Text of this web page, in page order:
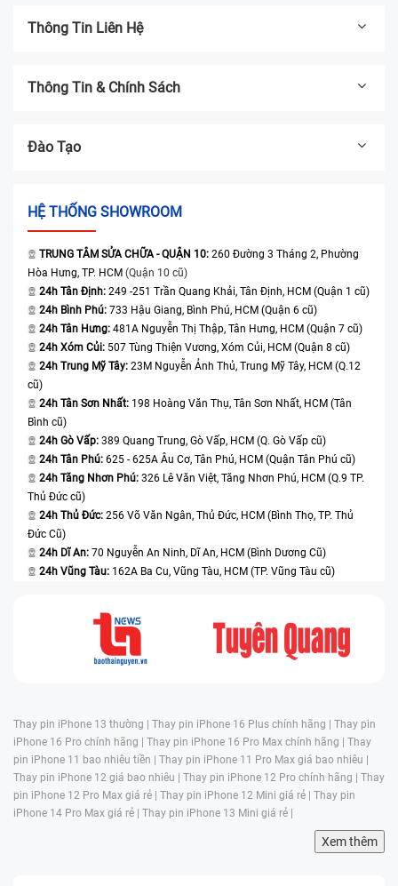
Thông Tin Liên Hệ
Thông Tin & Chính Sách
Đào Tạo
HỆ THỐNG SHOWROOM
TRUNG TÂM SỬA CHỮA - QUẬN 10: 260 Đường 3 Tháng 2, Phường
Hòa Hưng, TP. HCM (Quận 10 cũ)
24h Tân Định: 249 -251 Trần Quang Khải, Tân Định, HCM (Quận 1 cũ)
24h Bình Phú: 733 Hậu Giang, Bình Phú, HCM (Quận 6 cũ)
24h Tân Hưng: 481A Nguyễn Thị Thập, Tân Hưng, HCM (Quận 7 cũ)
24h Xóm Củi: 507 Tùng Thiện Vương, Xóm Củi, HCM (Quận 8 cũ)
24h Trung Mỹ Tây: 23M Nguyễn Ảnh Thủ, Trung Mỹ Tây, HCM (Q.12
cũ)
24h Tân Sơn Nhất: 198 Hoàng Văn Thụ, Tân Sơn Nhất, HCM (Tân
Bình cũ)
24h Gò Vấp: 389 Quang Trung, Gò Vấp, HCM (Q. Gò Vấp cũ)
24h Tân Phú: 625 - 625A Âu Cơ, Tân Phú, HCM (Quận Tân Phú cũ)
24h Tăng Nhơn Phú: 326 Lê Văn Việt, Tăng Nhơn Phú, HCM (Q.9 TP.
Thủ Đức cũ)
24h Thủ Đức: 256 Võ Văn Ngân, Thủ Đức, HCM (Bình Thọ, TP. Thủ
Đức Cũ)
24h Dĩ An: 70 Nguyễn An Ninh, Dĩ An, HCM (Bình Dương Cũ)
24h Vũng Tàu: 162A Ba Cu, Vũng Tàu, HCM (TP. Vũng Tàu cũ)
Thay pin iPhone 13 thường | Thay pin iPhone 16 Plus chính hãng | Thay pin
iPhone 16 Pro chính hãng | Thay pin iPhone 16 Pro Max chính hãng | Thay
pin iPhone 11 bao nhiêu tiền | Thay pin iPhone 11 Pro Max giá bao nhiêu |
Thay pin iPhone 12 giá bao nhiêu | Thay pin iPhone 12 Pro chính hãng | Thay
pin iPhone 12 Pro Max giá rẻ | Thay pin iPhone 12 Mini giá rẻ | Thay pin
iPhone 14 Pro Max giá rẻ | Thay pin iPhone 13 Mini giá rẻ |
Xem thêm